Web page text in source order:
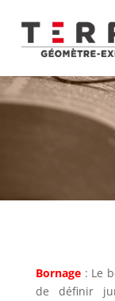
Bornage: Le
de définir